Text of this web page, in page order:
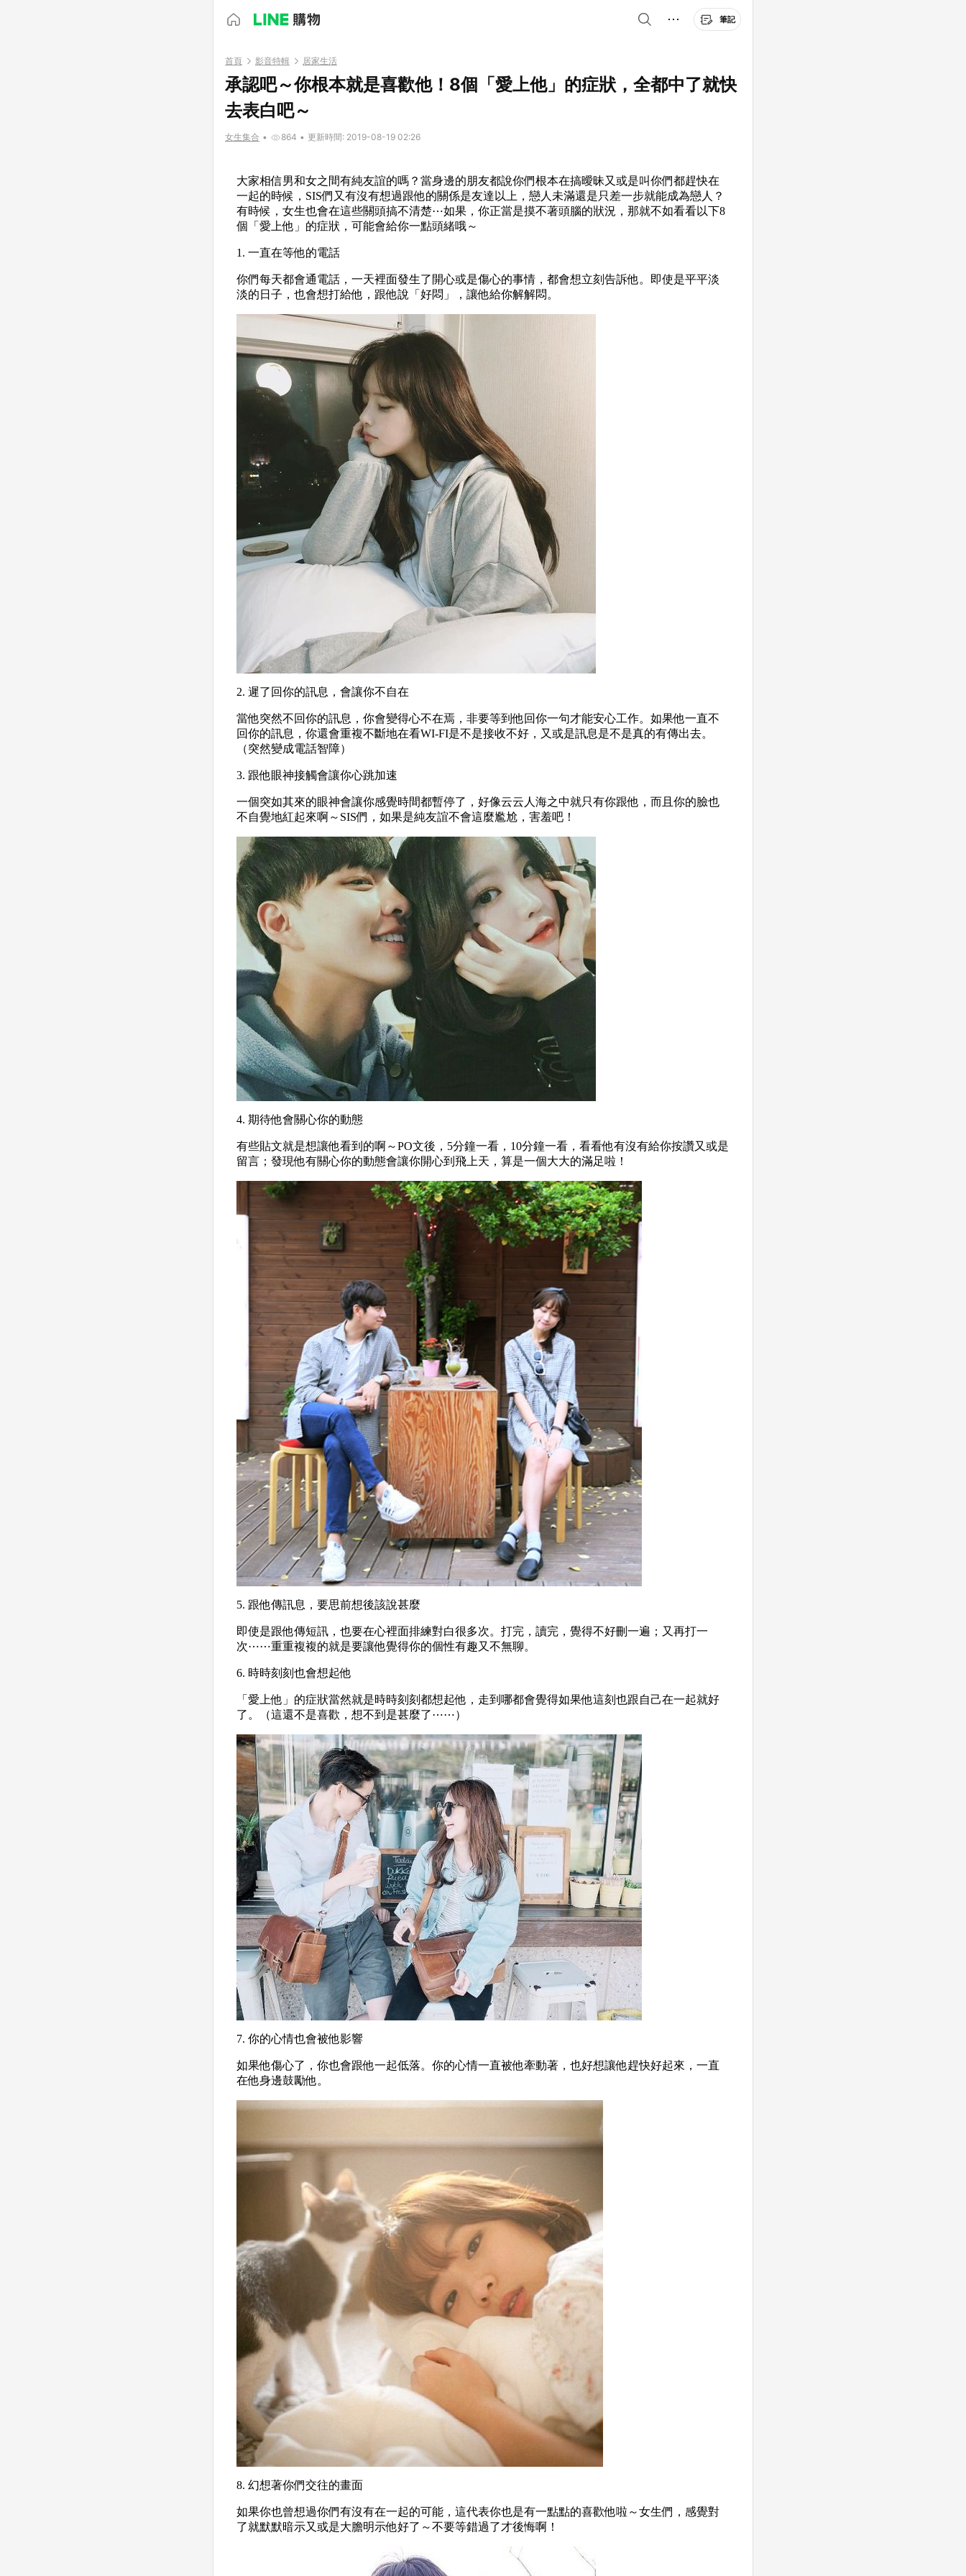
筆記
首頁 影音特輯 居家生活
承認吧～你根本就是喜歡他！8個「愛上他」的症狀，全都中了就快
去表白吧～
女生集合 • 864 • 更新時間: 2019-08-19 02:26
大家相信男和女之間有純友誼的嗎？當身邊的朋友都說你們根本在搞曖昧又或是叫你們都趕快在
一起的時候，SIS們又有沒有想過跟他的關係是友達以上，戀人未滿還是只差一步就能成為戀人？
有時候，女生也會在這些關頭搞不清楚⋯如果，你正當是摸不著頭腦的狀況，那就不如看看以下8
個「愛上他」的症狀，可能會給你一點頭緒哦～
1. 一直在等他的電話
你們每天都會通電話，一天裡面發生了開心或是傷心的事情，都會想立刻告訴他。即使是平平淡
淡的日子，也會想打給他，跟他說「好悶」，讓他給你解解悶。
2. 遲了回你的訊息，會讓你不自在
當他突然不回你的訊息，你會變得心不在焉，非要等到他回你一句才能安心工作。如果他一直不
回你的訊息，你還會重複不斷地在看WI-FI是不是接收不好，又或是訊息是不是真的有傳出去。
（突然變成電話智障）
3. 跟他眼神接觸會讓你心跳加速
一個突如其來的眼神會讓你感覺時間都暫停了，好像云云人海之中就只有你跟他，而且你的臉也
不自覺地紅起來啊～SIS們，如果是純友誼不會這麼尷尬，害羞吧！
4. 期待他會關心你的動態
有些貼文就是想讓他看到的啊～PO文後，5分鐘一看，10分鐘一看，看看他有沒有給你按讚又或是
留言；發現他有關心你的動態會讓你開心到飛上天，算是一個大大的滿足啦！
5. 跟他傳訊息，要思前想後該說甚麼
即使是跟他傳短訊，也要在心裡面排練對白很多次。打完，讀完，覺得不好刪一遍；又再打一
次⋯⋯重重複複的就是要讓他覺得你的個性有趣又不無聊。
6. 時時刻刻也會想起他
「愛上他」的症狀當然就是時時刻刻都想起他，走到哪都會覺得如果他這刻也跟自己在一起就好
了。（這還不是喜歡，想不到是甚麼了⋯⋯）
7. 你的心情也會被他影響
如果他傷心了，你也會跟他一起低落。你的心情一直被他牽動著，也好想讓他趕快好起來，一直
在他身邊鼓勵他。
8. 幻想著你們交往的畫面
如果你也曾想過你們有沒有在一起的可能，這代表你也是有一點點的喜歡他啦～女生們，感覺對
了就默默暗示又或是大膽明示他好了～不要等錯過了才後悔啊！